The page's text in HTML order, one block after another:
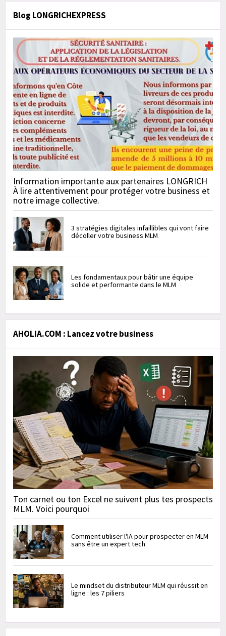
Blog LONGRICHEXPRESS
Information importante aux partenaires LONGRICH
À lire attentivement pour protéger votre business et
notre image collective.
3 stratégies digitales infaillibles qui vont faire
décoller votre business MLM
Les fondamentaux pour bâtir une équipe
solide et performante dans le MLM
AHOLIA.COM : Lancez votre business
Ton carnet ou ton Excel ne suivent plus tes prospects
MLM. Voici pourquoi
Comment utiliser l'IA pour prospecter en MLM
sans être un expert tech
Le mindset du distributeur MLM qui réussit en
ligne : les 7 piliers